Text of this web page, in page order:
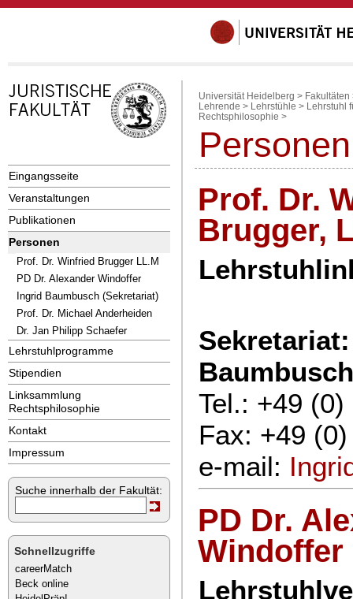
Eingangsseite
Veranstaltungen
Publikationen
Personen
Prof. Dr. Winfried Brugger LL.M
PD Dr. Alexander Windoffer
Ingrid Baumbusch (Sekretariat)
Prof. Dr. Michael Anderheiden
Dr. Jan Philipp Schaefer
Lehrstuhlprogramme
Stipendien
Linksammlung
Rechtsphilosophie
Kontakt
Impressum
Suche innerhalb der Fakultät:
Schnellzugriffe
careerMatch
Beck online
Universität Heidelberg > Fakultäten
Lehrende > Lehrstühle >
Lehrstuhl
Rechtsphilosophie >
Personen
Prof. Dr.
Brugger,
Baumbusch
Tel.: +49
Fax: +49
e-mail:
PD Dr.
Windoffer